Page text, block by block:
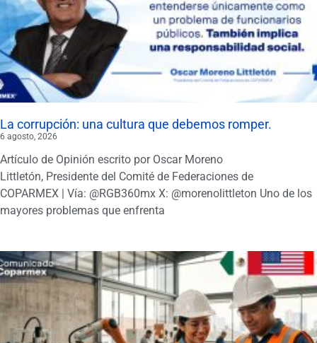
La corrupción: una cultura que debemos romper.
6 agosto, 2026
Artículo de Opinión escrito por Oscar Moreno
Littletón, Presidente del Comité de Federaciones de
COPARMEX | Vía: @RGB360mx X: @morenolittleton Uno de los
mayores problemas que enfrenta